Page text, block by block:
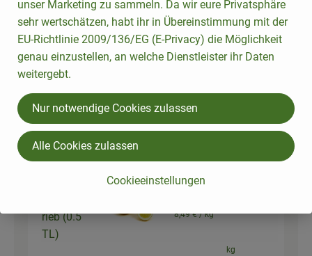
2 EL
Olivenöl
Auswahl ändern
Olivenöl mild nativ extra
1l
17,99 € /l
Artikelanzahl
0,00 €
rieb (0.5
TL)
8,49 € /kg
kg
unser Marketing zu sammeln. Da wir eure Privatsphäre
sehr wertschätzen, habt ihr in Übereinstimmung mit der
EU-Richtlinie 2009/136/EG (E-Privacy) die Möglichkeit
genau einzustellen, an welche Dienstleister ihr Daten
weitergebt.
Cookieeinstellungen
Nur notwendige Cookies zulassen
Alle Cookies zulassen